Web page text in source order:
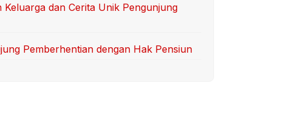
dan Cerita Unik Pengunjung
Pemberhentian dengan Hak Pensiun